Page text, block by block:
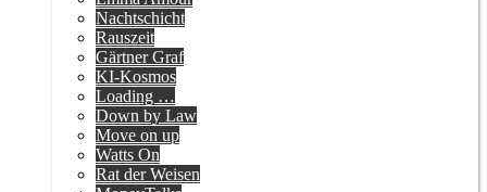
Nachtschicht
Rauszeit
Gärtner Graf
KI-Kosmos
Loading …
Down by Law
Move on up
Watts On
Rat der Weisen